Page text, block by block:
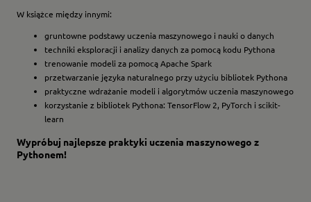
W książce między innymi:
gruntowne podstawy uczenia maszynowego i nauki o danych
techniki eksploracji i analizy danych za pomocą kodu Pythona
trenowanie modeli za pomocą Apache Spark
przetwarzanie języka naturalnego przy użyciu bibliotek Pythona
praktyczne wdrażanie modeli i algorytmów uczenia maszynowego
korzystanie z bibliotek Pythona: TensorFlow 2, PyTorch i scikit-
learn
Wypróbuj najlepsze praktyki uczenia maszynowego z
Pythonem!